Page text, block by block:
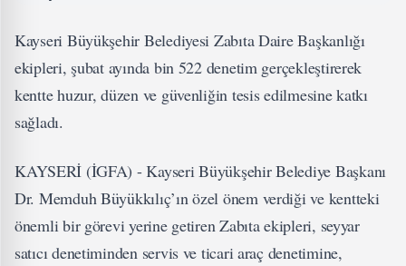
Kayseri Büyükşehir Belediyesi Zabıta Daire Başkanlığı
ekipleri, şubat ayında bin 522 denetim gerçekleştirerek
kentte huzur, düzen ve güvenliğin tesis edilmesine katkı
sağladı.
KAYSERİ (İGFA) - Kayseri Büyükşehir Belediye Başkanı
Dr. Memduh Büyükkılıç’ın özel önem verdiği ve kentteki
önemli bir görevi yerine getiren Zabıta ekipleri, seyyar
satıcı denetiminden servis ve ticari araç denetimine,